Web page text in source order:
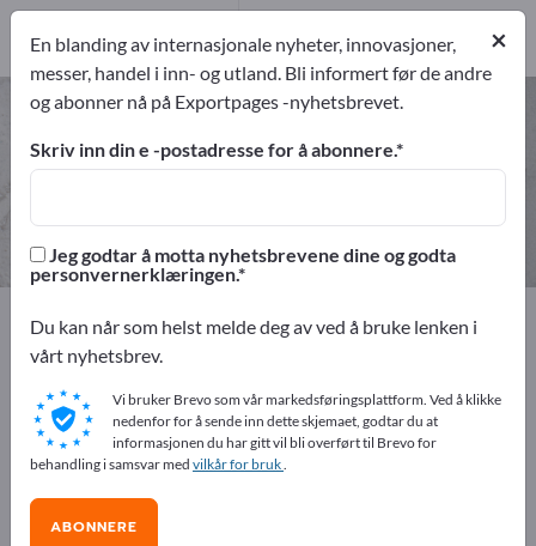
Utstyr for blomsterhandlere – finn
produsenter og leverandører
Produsent
Exportpages
Råvarer og verksteddeler
Kommersielle forbruksmatriell
Utstyr for blomsterhandlere
Annonser gratis på Exportpages!
Behov – Tilbud – Brukte varer – Forretningskontakter >>
start her
×
En blanding av internasjonale nyheter, innovasjoner,
messer, handel i inn- og utland. Bli informert før de andre
og abonner nå på Exportpages -nyhetsbrevet.
Skriv inn din e -postadresse for å abonnere.
Jeg godtar å motta nyhetsbrevene dine og godta
personvernerklæringen.
Du kan når som helst melde deg av ved å bruke lenken i
vårt nyhetsbrev.
Vi bruker Brevo som vår markedsføringsplattform. Ved å klikke
nedenfor for å sende inn dette skjemaet, godtar du at
informasjonen du har gitt vil bli overført til Brevo for
behandling i samsvar med vilkår for bruk.
ABONNERE